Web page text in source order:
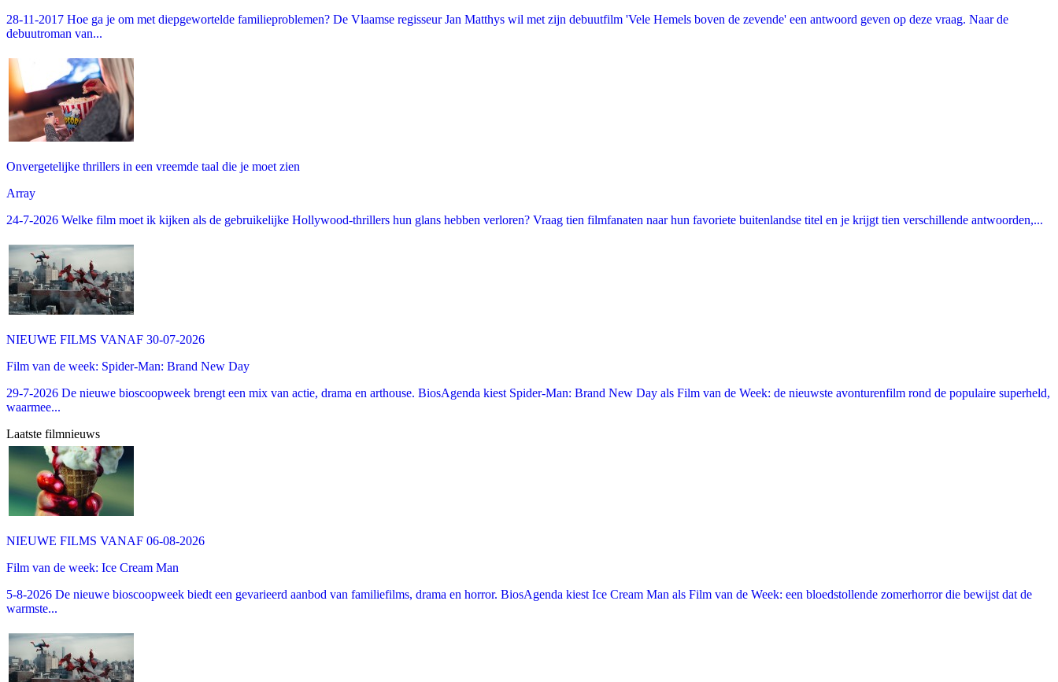
28-11-2017 Hoe ga je om met diepgewortelde familieproblemen? De Vlaamse regisseur Jan Matthys wil met zijn debuutfilm 'Vele Hemels boven de zevende' een antwoord geven op deze vraag. Naar de
debuutroman van...
Onvergetelijke thrillers in een vreemde taal die je moet zien
Array
24-7-2026 Welke film moet ik kijken als de gebruikelijke Hollywood-thrillers hun glans hebben verloren? Vraag tien filmfanaten naar hun favoriete buitenlandse titel en je krijgt tien verschillende antwoorden,...
NIEUWE FILMS VANAF 30-07-2026
Film van de week: Spider-Man: Brand New Day
29-7-2026 De nieuwe bioscoopweek brengt een mix van actie, drama en arthouse. BiosAgenda kiest Spider-Man: Brand New Day als Film van de Week: de nieuwste avonturenfilm rond de populaire superheld,
waarmee...
Laatste filmnieuws
NIEUWE FILMS VANAF 06-08-2026
Film van de week: Ice Cream Man
5-8-2026 De nieuwe bioscoopweek biedt een gevarieerd aanbod van familiefilms, drama en horror. BiosAgenda kiest Ice Cream Man als Film van de Week: een bloedstollende zomerhorror die bewijst dat de
warmste...